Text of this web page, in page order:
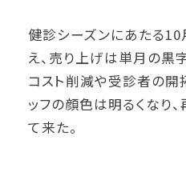
健診シーズンにあたる
え、売り上げは単月の黒
コスト削減や受診者の開
ッフの顔色は明るくなり
て来た。